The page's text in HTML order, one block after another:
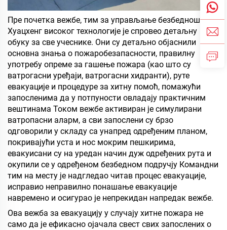
Пре почетка вежбе, тим за управљање безбедношћу
Хуацхенг високог технологије је спровео детаљну
обуку за све учеснике. Они су детаљно објаснили
основна знања о пожаробезапасности, правилну
употребу опреме за гашење пожара (као што су
ватрогасни уређаји, ватрогасни хидранти), руте
евакуације и процедуре за хитну помоћ, помажући
запосленима да у потпуности овладају практичним
вештинама Током вежбе активиран је симулирани
ватропасни аларм, а сви запослени су брзо
одговорили у складу са унапред одређеним планом,
покривајући уста и нос мокрим пешкирима,
евакуисани су на уредан начин дуж одређених рута и
окупили се у одређеном безбедном подручју Командни
тим на месту је надгледао читав процес евакуације,
исправио неправилно понашање евакуације
навремено и осигурао је непрекидан напредак вежбе.
Ова вежба за евакуацију у случају хитне пожара не
само да је ефикасно ојачала свест свих запослених о